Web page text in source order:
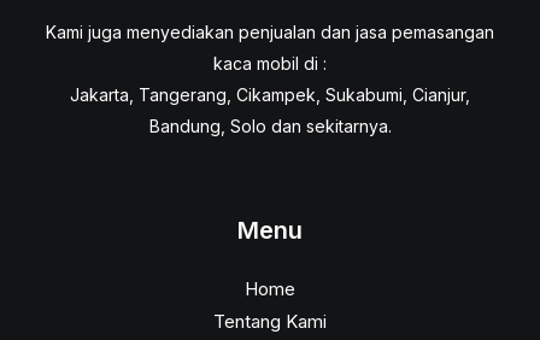
Kami juga menyediakan penjualan dan jasa pemasangan
kaca mobil di :
Jakarta, Tangerang, Cikampek, Sukabumi, Cianjur,
Bandung, Solo dan sekitarnya.
Menu
Home
Tentang Kami